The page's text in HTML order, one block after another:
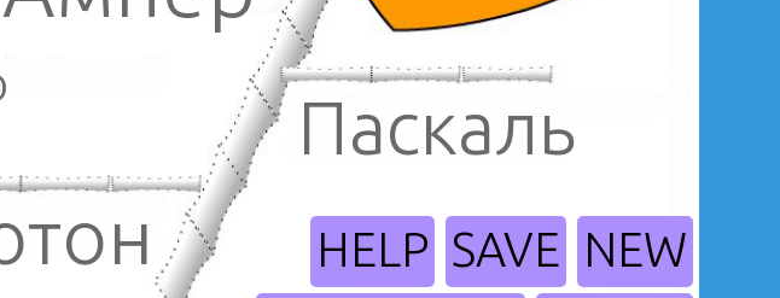
Паскаль
HELP SAVE NEW